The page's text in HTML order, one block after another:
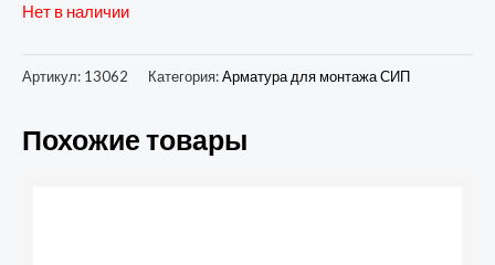
Нет в наличии
Артикул: 13062 Категория:Арматура для монтажа СИП
Похожие товары